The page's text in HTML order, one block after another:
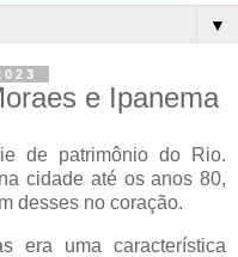
▼
e Ipanema
de patrimônio do Rio.
cidade até os anos 80,
desses no coração.
era uma característica